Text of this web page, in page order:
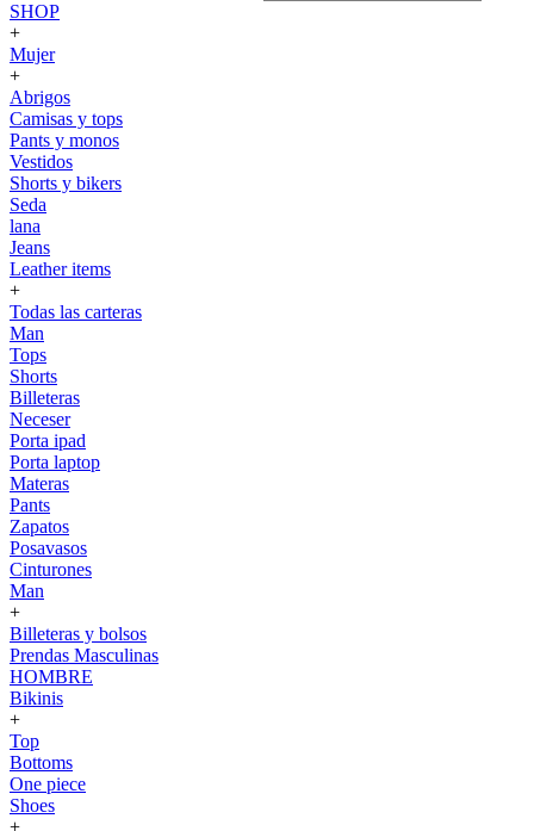
SHOP
+
Mujer
+
Abrigos
Camisas y tops
Pants y monos
Vestidos
Shorts y bikers
Seda
lana
Jeans
Leather items
+
Todas las carteras
Man
Tops
Shorts
Billeteras
Neceser
Porta ipad
Porta laptop
Materas
Pants
Zapatos
Posavasos
Cinturones
Man
+
Billeteras y bolsos
Prendas Masculinas
HOMBRE
Bikinis
+
Top
Bottoms
One piece
Shoes
+